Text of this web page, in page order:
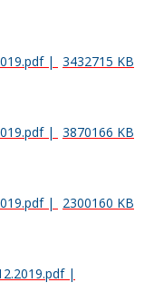
|
3432715 KB
|
3870166 KB
|
2300160 KB
|